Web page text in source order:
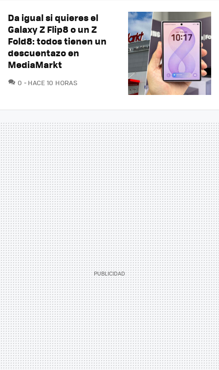
Da igual si quieres el
Galaxy Z Flip8 o un Z
Fold8: todos tienen un
descuentazo en
MediaMarkt
0 COMENTARIOS
HACE 10 HORAS